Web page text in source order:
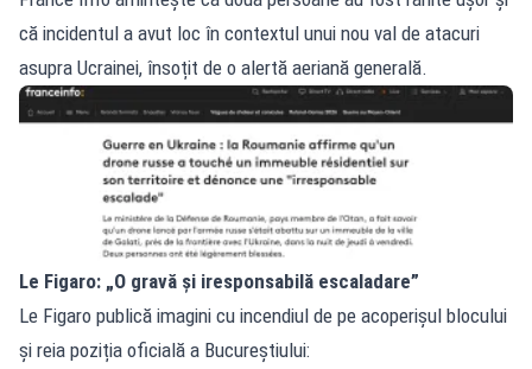
că incidentul a avut loc în contextul unui nou val de atacuri
asupra Ucrainei, însoțit de o alertă aeriană generală.
Le Figaro: „O gravă și iresponsabilă escaladare”
Le Figaro publică imagini cu incendiul de pe acoperișul blocului
și reia poziția oficială a Bucureștiului: